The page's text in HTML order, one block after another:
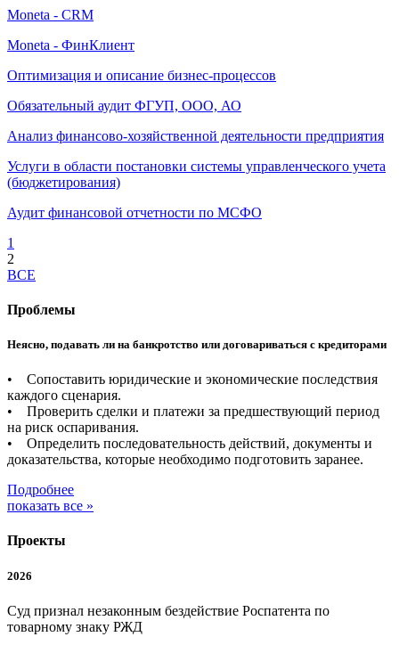
Moneta - CRM
Moneta - ФинКлиент
Оптимизация и описание бизнес-процессов
Обязательный аудит ФГУП, ООО, АО
Анализ финансово-хозяйственной деятельности предприятия
Услуги в области постановки системы управленческого учета
(бюджетирования)
Аудит финансовой отчетности по МСФО
1
2
ВСЕ
Проблемы
Неясно, подавать ли на банкротство или договариваться с кредиторами
• Сопоставить юридические и экономические последствия
каждого сценария.
• Проверить сделки и платежи за предшествующий период
на риск оспаривания.
• Определить последовательность действий, документы и
доказательства, которые необходимо подготовить заранее.
Подробнее
показать все »
Проекты
2026
Суд признал незаконным бездействие Роспатента по
товарному знаку РЖД